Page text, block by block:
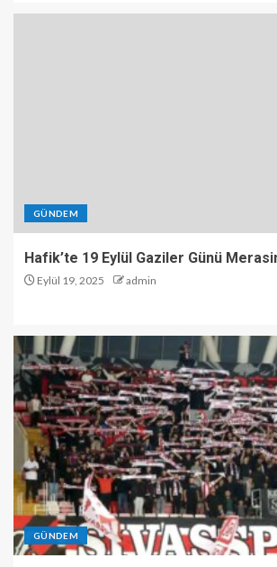
GÜNDEM
Hafik’te 19 Eylül Gaziler Günü
Eylül 19, 2025 admin
GÜNDEM